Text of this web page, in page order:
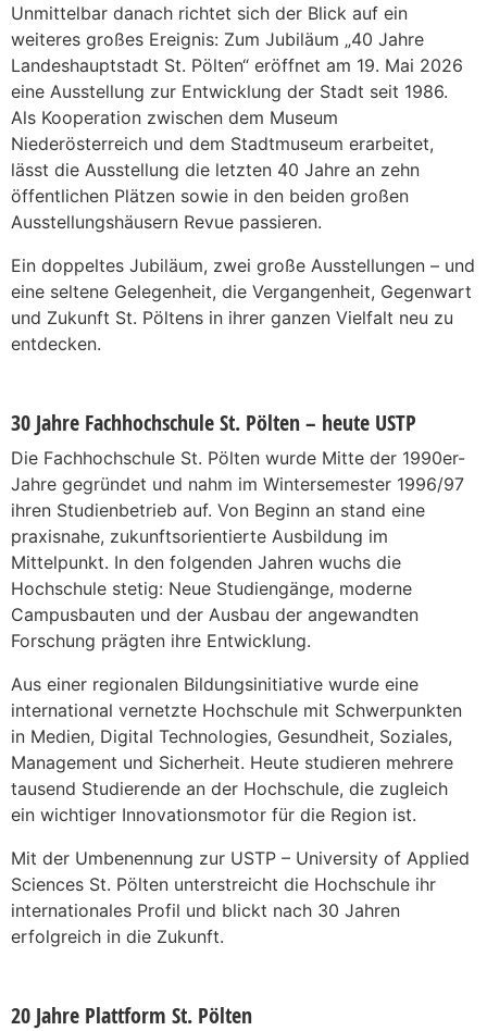
Unmittelbar danach richtet sich der Blick auf ein
weiteres großes Ereignis: Zum Jubiläum „40 Jahre
Landeshauptstadt St. Pölten“ eröffnet am 19. Mai 2026
eine Ausstellung zur Entwicklung der Stadt seit 1986.
Als Kooperation zwischen dem Museum
Niederösterreich und dem Stadtmuseum erarbeitet,
lässt die Ausstellung die letzten 40 Jahre an zehn
öffentlichen Plätzen sowie in den beiden großen
Ausstellungshäusern Revue passieren.
Ein doppeltes Jubiläum, zwei große Ausstellungen – und
eine seltene Gelegenheit, die Vergangenheit, Gegenwart
und Zukunft St. Pöltens in ihrer ganzen Vielfalt neu zu
entdecken.
30 Jahre Fachhochschule St. Pölten – heute USTP
Die Fachhochschule St. Pölten wurde Mitte der 1990er-
Jahre gegründet und nahm im Wintersemester 1996/97
ihren Studienbetrieb auf. Von Beginn an stand eine
praxisnahe, zukunftsorientierte Ausbildung im
Mittelpunkt. In den folgenden Jahren wuchs die
Hochschule stetig: Neue Studiengänge, moderne
Campusbauten und der Ausbau der angewandten
Forschung prägten ihre Entwicklung.
Aus einer regionalen Bildungsinitiative wurde eine
international vernetzte Hochschule mit Schwerpunkten
in Medien, Digital Technologies, Gesundheit, Soziales,
Management und Sicherheit. Heute studieren mehrere
tausend Studierende an der Hochschule, die zugleich
ein wichtiger Innovationsmotor für die Region ist.
Mit der Umbenennung zur USTP – University of Applied
Sciences St. Pölten unterstreicht die Hochschule ihr
internationales Profil und blickt nach 30 Jahren
erfolgreich in die Zukunft.
20 Jahre Plattform St. Pölten